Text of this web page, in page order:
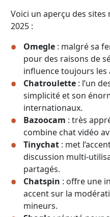
Voici un aperçu des
2025 :
Omegle: malgré sa
pour des raisons de
influence toujours les
Chatroulette: l’un
simplicité et son
internationaux.
Bazoocam : très
combine chat vidéo
Tinychat: met
discussion multi-
partagés.
Chatspin : offre une
accent sur la
mineurs.